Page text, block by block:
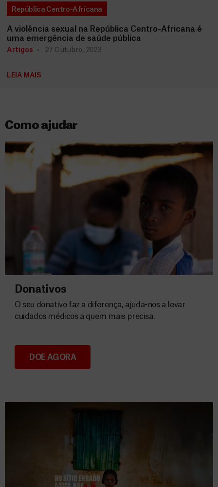
República Centro-Africana
A violência sexual na República Centro-Africana é
uma emergência de saúde pública
Artigos 27 Outubro, 2023
LEIA MAIS
Como ajudar
Donativos
Donativos
O seu donativo faz a diferença, ajuda-nos a levar
cuidados médicos a quem mais precisa.
DOE AGORA